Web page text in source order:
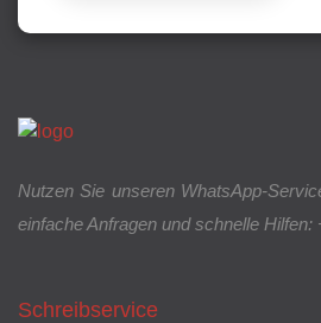
Nutzen Sie unseren WhatsApp-
einfache Anfragen und schnelle Hilfen:
Schreibservice